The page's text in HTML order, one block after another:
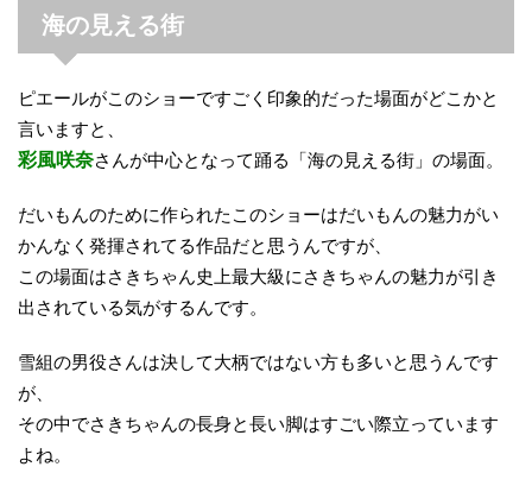
海の見える街
ピエールがこのショーですごく印象的だった場面がどこかと
言いますと、
彩風咲奈さんが中心となって踊る「海の見える街」の場面。
だいもんのために作られたこのショーはだいもんの魅力がい
かんなく発揮されてる作品だと思うんですが、
この場面はさきちゃん史上最大級にさきちゃんの魅力が引き
出されている気がするんです。
雪組の男役さんは決して大柄ではない方も多いと思うんです
が、
その中でさきちゃんの長身と長い脚はすごい際立っています
よね。